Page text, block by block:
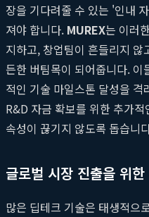
장을 기다려줄 수 있는 '인내
져야 합니다. MUREX는 이러
지하고, 창업팀이 흔들리지
든한 버팀목이 되어줍니다.
적인 기술 마일스톤 달성을
R&D 자금 확보를 위한 추가
속성이 끊기지 않도록 돕습니
글로벌 시장 진출을 위
많은 딥테크 기술은 태생적으